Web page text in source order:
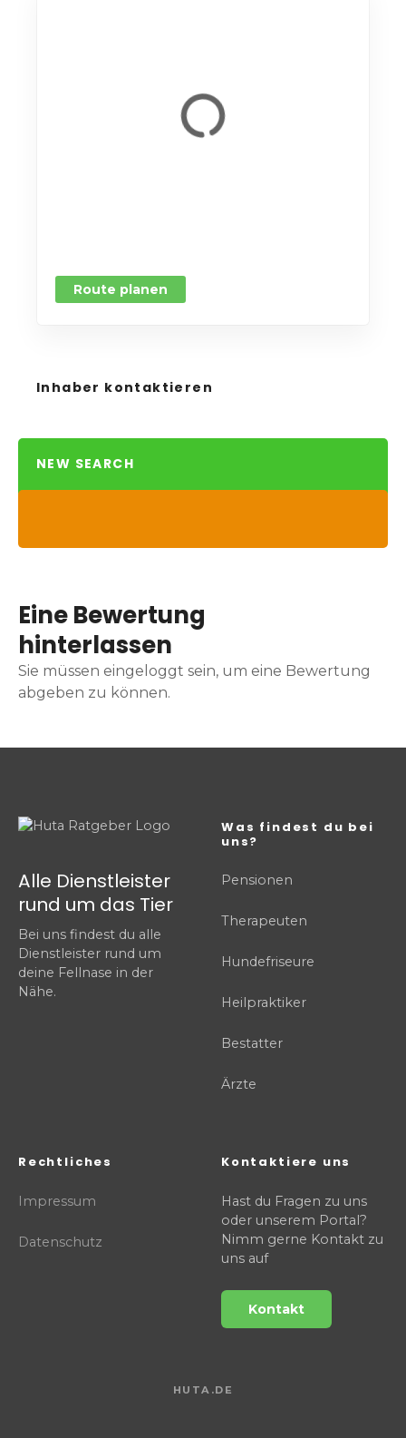
Route planen
Inhaber kontaktieren
NEW SEARCH
Eine Bewertung
hinterlassen
Sie müssen eingeloggt sein, um eine Bewertung
abgeben zu können.
Alle Dienstleister
rund um das Tier
Bei uns findest du alle
Dienstleister rund um
deine Fellnase in der
Nähe.
Was findest du bei
uns?
Pensionen
Therapeuten
Hundefriseure
Heilpraktiker
Bestatter
Ärzte
Rechtliches
Impressum
Datenschutz
Kontaktiere uns
Hast du Fragen zu uns
oder unserem Portal?
Nimm gerne Kontakt zu
uns auf
Kontakt
HUTA.DE